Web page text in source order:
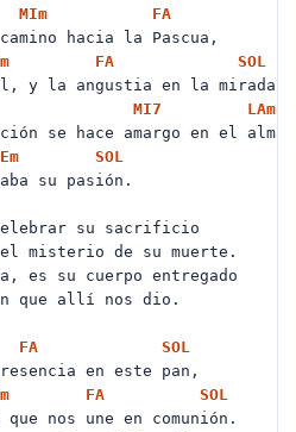
MIm
FA
hacia la Pascua,
m FA
SOL
y la angustia en la mirada.
MI7 LAm
se hace amargo en el alma
m
SOL
su pasión.
su sacrificio
misterio de su muerte.
es su cuerpo entregado
que allí nos dio.
FA
SOL
en este pan,
m FA
SOL
nos une en comunión.